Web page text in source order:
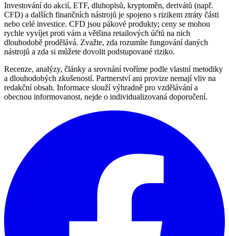
Investování do akcií, ETF, dluhopisů, kryptoměn, derivátů (např.
CFD) a dalších finančních nástrojů je spojeno s rizikem ztráty části
nebo celé investice. CFD jsou pákové produkty; ceny se mohou
rychle vyvíjet proti vám a většina retailových účtů na nich
dlouhodobě prodělává. Zvažte, zda rozumíte fungování daných
nástrojů a zda si můžete dovolit podstupované riziko.
Recenze, analýzy, články a srovnání tvoříme podle vlastní metodiky
a dlouhodobých zkušeností. Partnerství ani provize nemají vliv na
redakční obsah. Informace slouží výhradně pro vzdělávání a
obecnou informovanost, nejde o individualizovaná doporučení.